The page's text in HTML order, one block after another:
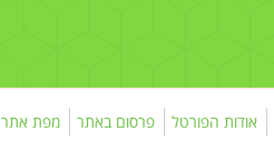
אודות הפורטל פרסום באתר מפת אתר